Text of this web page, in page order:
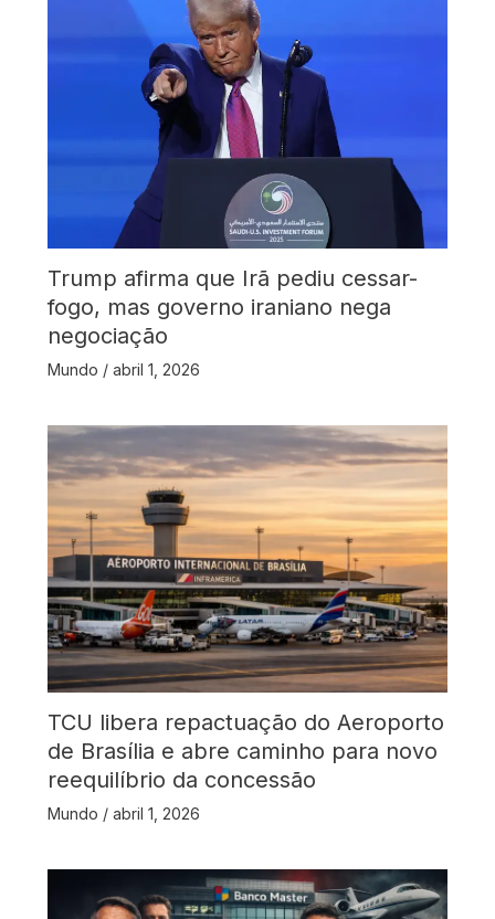
Trump afirma que Irã pediu cessar-
fogo, mas governo iraniano nega
negociação
Mundo / abril 1, 2026
TCU libera repactuação do Aeroporto
de Brasília e abre caminho para novo
reequilíbrio da concessão
Mundo / abril 1, 2026